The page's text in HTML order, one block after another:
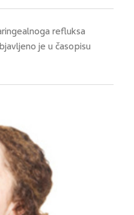
refluksa
je u časopisu